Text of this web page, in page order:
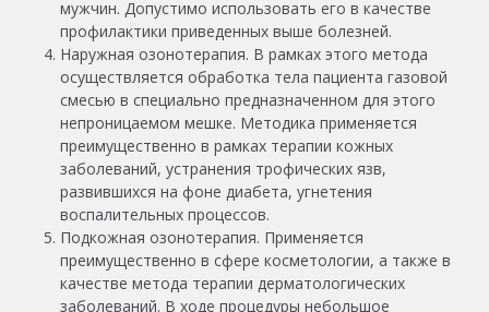
мужчин. Допустимо использовать его в качестве
профилактики приведенных выше болезней.
Наружная озонотерапия. В рамках этого метода
осуществляется обработка тела пациента газовой
смесью в специально предназначенном для этого
непроницаемом мешке. Методика применяется
преимущественно в рамках терапии кожных
заболеваний, устранения трофических язв,
развившихся на фоне диабета, угнетения
воспалительных процессов.
Подкожная озонотерапия. Применяется
преимущественно в сфере косметологии, а также в
качестве метода терапии дерматологических
заболеваний. В ходе процедуры небольшое